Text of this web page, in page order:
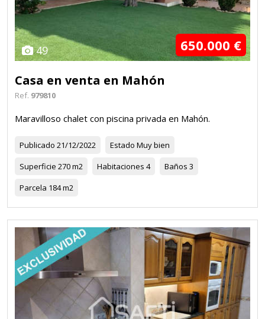
49 650.000 €
Casa en venta en Mahón
Ref. 979810
Maravilloso chalet con piscina privada en Mahón.
Publicado 21/12/2022 Estado Muy bien
Superficie 270 m2 Habitaciones 4 Baños 3
Parcela 184 m2